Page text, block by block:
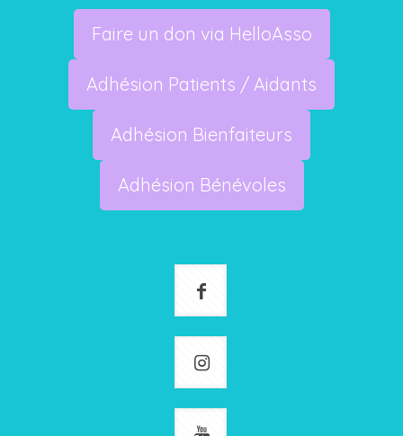
Faire un don via HelloAsso
Adhésion Patients / Aidants
Adhésion Bienfaiteurs
Adhésion Bénévoles